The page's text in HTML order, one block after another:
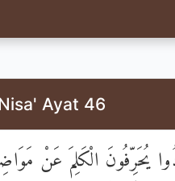
Ayat 46
يُحَرِّفُونَ الْكَلِمَ عَنْ